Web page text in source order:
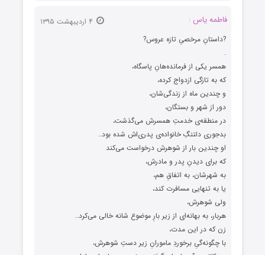
فاطمه یاس :
?داستانِ مرخصیِ تازه عروس?
.
همسر یکی از فرمانده‌هانِ پاسگاه،
که به تازگی ازدواج کرده،
و چندین ماه از زندگی‌شان،
دور از شهر و بستگان،
در منطقه‌ی خدمتِ همسرش می‌گذشت،
بدجوری دلتنگِ خانواده‌ی پدری‌اش شده بود..
او چندین بار از شوهرش درخواست می‌کند
که برای دیدنِ پدر و مادرش،
به شهرشان، به اتفاقِ هم،
یا به تنهایی مسافرت کند،
ولی شوهرش،
هربار، به بهانه‌ای از زیر بارِ موضوع شانه خالی می‌کرد..
زن که در این مدت،
با چگونه‌گیِ برخوردِ مامورانِ زیر دستِ شوهرش،